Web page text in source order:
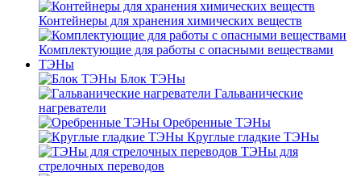
Контейнеры для хранения химических веществ
Комплектующие для работы с опасными веществами
ТЭНы
Блок ТЭНы
Гальванические
нагреватели
Оребренные ТЭНы
Круглые гладкие ТЭНы
ТЭНы для
стрелочных переводов